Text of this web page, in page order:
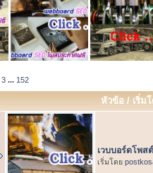
3 ... 152
หัวข้อ / เริ่ม
เวบบอร์ดโพส
เริ่มโดย